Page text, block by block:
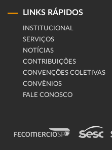
LINKS RÁPIDOS
INSTITUCIONAL
SERVIÇOS
NOTÍCIAS
CONTRIBUIÇÕES
CONVENÇÕES COLETIVAS
CONVÊNIOS
FALE CONOSCO